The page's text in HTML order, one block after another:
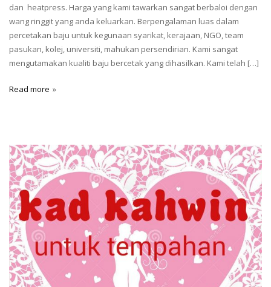
dan heatpress. Harga yang kami tawarkan sangat berbaloi dengan
wang ringgit yang anda keluarkan. Berpengalaman luas dalam
percetakan baju untuk kegunaan syarikat, kerajaan, NGO, team
pasukan, kolej, universiti, mahukan persendirian. Kami sangat
mengutamakan kualiti baju bercetak yang dihasilkan. Kami telah […]
Read more